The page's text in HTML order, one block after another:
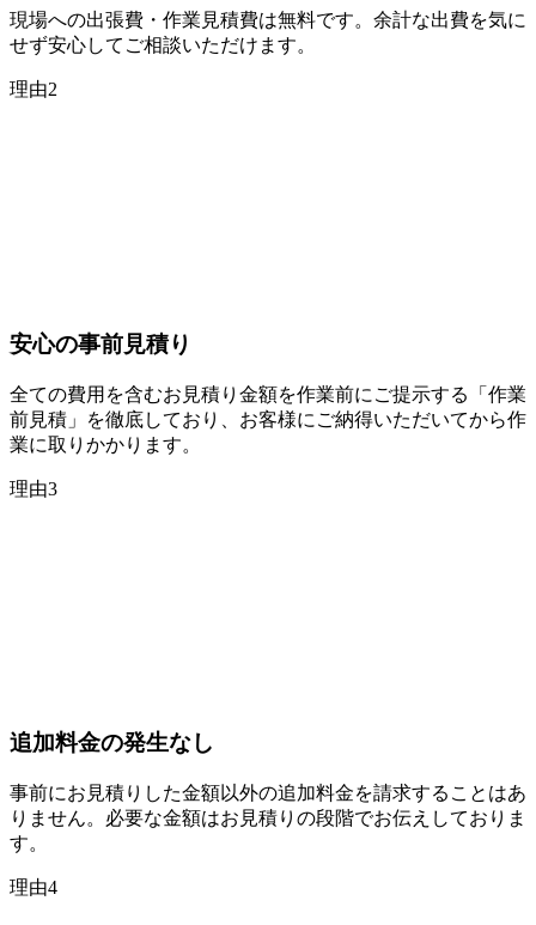
現場への出張費・作業見積費は無料です。余計な出費を気に
せず安心してご相談いただけます。
理由2
安心の事前見積り
全ての費用を含むお見積り金額を作業前にご提示する「作業
前見積」を徹底しており、お客様にご納得いただいてから作
業に取りかかります。
理由3
追加料金の発生なし
事前にお見積りした金額以外の追加料金を請求することはあ
りません。必要な金額はお見積りの段階でお伝えしておりま
す。
理由4